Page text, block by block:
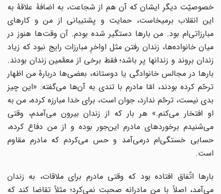
خصوصیّت دیگر ایشان که آن هم از شجاعت، به اضافۀ علاقۀ به
این انقلاب برمیخاست، حمایت و پشتیبانی از من و کارهای
مبارزاتی‌ام بود. من بارها دستگیر شده بودم. آن وقت‌ها هنوز در
میان خانواده‌ها، زندان رفتن مثل اواخرِ مبارزات رایج نبود که زیاد
زندان بروند و زندانها پر باشد؛ فقط برخی از معمَّمین زندان بودند.
بارها در مجالس خانوادگی یا دوستانه، بعضی‌ها دربارۀ من اظهار
ترحّم کرده بودند، امّا مادرم با تندی به آن‌ها می‌گفته: «این چیز
بدی نیست، ترحّم ندارد، جوان است، برای خدا مبارزه کرده، من به
او افتخار می‌کنم.» هر بار که از زندان بیرون می‌آمدم، وقتی
می‌شنیدم برخوردهای مادرم این‌جور بوده و از من دفاع کرده،
حسابی خستگی‌ام درمی‌آمد و حس می‌کردم که مادرم مقاوم
است.
بارها اتّفاق افتاده بود که وقتی مادرم برای ملاقات، به زندان
می‌آمد، اصلاً با من مادرانه صحبت نمی‌کرد؛ مثلاً تقاضا کند که